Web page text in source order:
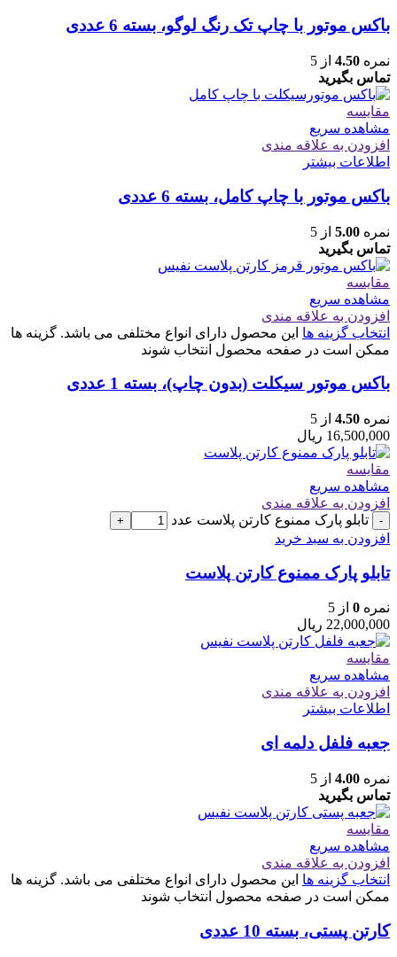
باکس موتور با چاپ تک رنگ لوگو، بسته 6 عددی
نمره 4.50 از 5
تماس بگیرید
مقایسه
مشاهده سریع
افزودن به علاقه مندی
اطلاعات بیشتر
باکس موتور با چاپ کامل، بسته 6 عددی
نمره 5.00 از 5
تماس بگیرید
مقایسه
مشاهده سریع
افزودن به علاقه مندی
انتخاب گزینه ها این محصول دارای انواع مختلفی می باشد. گزینه ها
ممکن است در صفحه محصول انتخاب شوند
باکس موتور سیکلت (بدون چاپ)، بسته 1 عددی
نمره 4.50 از 5
16,500,000 ریال
مقایسه
مشاهده سریع
افزودن به علاقه مندی
- تابلو پارک ممنوع کارتن پلاست عدد +
افزودن به سبد خرید
تابلو پارک ممنوع کارتن پلاست
نمره 0 از 5
22,000,000 ریال
مقایسه
مشاهده سریع
افزودن به علاقه مندی
اطلاعات بیشتر
جعبه فلفل دلمه ای
نمره 4.00 از 5
تماس بگیرید
مقایسه
مشاهده سریع
افزودن به علاقه مندی
انتخاب گزینه ها این محصول دارای انواع مختلفی می باشد. گزینه ها
ممکن است در صفحه محصول انتخاب شوند
کارتن پستی، بسته 10 عددی